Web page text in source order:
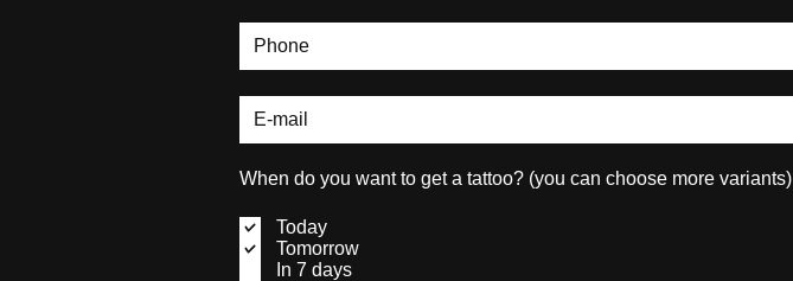
When do you want to get a tattoo? (you can choose more variants)
Today
Tomorrow
In 7 days